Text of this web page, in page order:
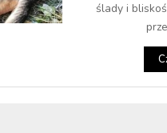
ślady i